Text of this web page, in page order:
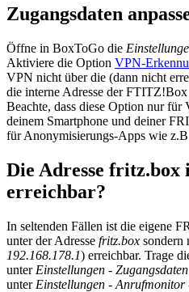
Zugangsdaten
Öffne in BoxToGo die
Aktiviere die Option VPN-
VPN nicht über die (dann nicht
die interne Adresse der
Beachte, dass diese Option nur
deinem Smartphone und deiner
für Anonymisierungs-Apps wie
Die Adresse
erreichbar?
In seltenden Fällen ist die eigene
unter der Adresse fritz.box sondern
192.168.178.1) erreichbar. Trage
unter Einstellungen - Zugangsdaten
unter Einstellungen - Anrufmonitor